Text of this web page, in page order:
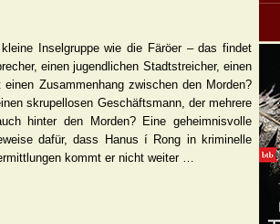
Inselgruppe wie die Färöer – das findet
einen jugendlichen Stadtstreicher, einen
Zusammenhang zwischen den Morden?
skrupellosen Geschäftsmann, der mehrere
hinter den Morden? Eine geheimnisvolle
dafür, dass Hanus í Rong in kriminelle
kommt er nicht weiter …